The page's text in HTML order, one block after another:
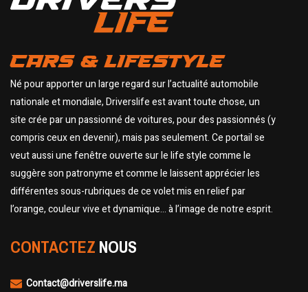
CARS & LIFESTYLE
Né pour apporter un large regard sur l’actualité automobile
nationale et mondiale, Driverslife est avant toute chose, un
site crée par un passionné de voitures, pour des passionnés (y
compris ceux en devenir), mais pas seulement. Ce portail se
veut aussi une fenêtre ouverte sur le life style comme le
suggère son patronyme et comme le laissent apprécier les
différentes sous-rubriques de ce volet mis en relief par
l’orange, couleur vive et dynamique… à l’image de notre esprit.
CONTACTEZ NOUS
Contact@driverslife.ma